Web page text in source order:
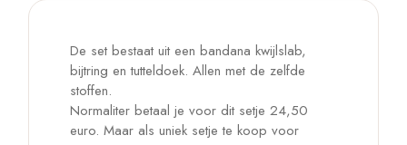
De set bestaat uit een bandana kwijlslab,
bijtring en tutteldoek. Allen met de zelfde
stoffen.
Normaliter betaal je voor dit setje 24,50
euro. Maar als uniek setje te koop voor